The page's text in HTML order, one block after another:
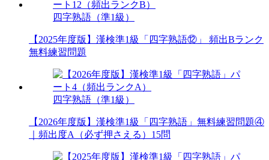
四字熟語（準1級）
【2025年度版】漢検準1級「四字熟語⑫」 頻出Bランク
無料練習問題
四字熟語（準1級）
【2026年度版】漢検準1級「四字熟語」無料練習問題④
｜頻出度A（必ず押さえる）15問